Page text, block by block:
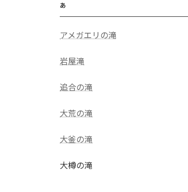
あ
アメガエリの滝
岩屋滝
追合の滝
大荒の滝
大釜の滝
大樽の滝